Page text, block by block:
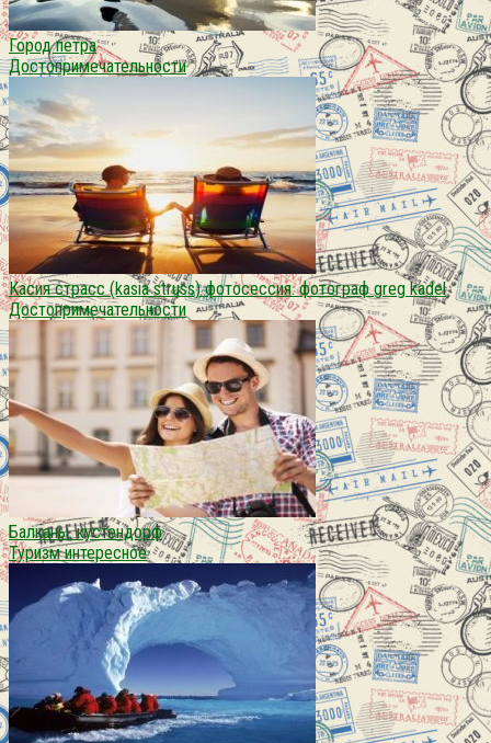
Город петра
Достопримечательности
Касия страсс (kasia struss) фотосессия. фотограф greg kadel
Достопримечательности
Балканы. кустендорф
Туризм интересное